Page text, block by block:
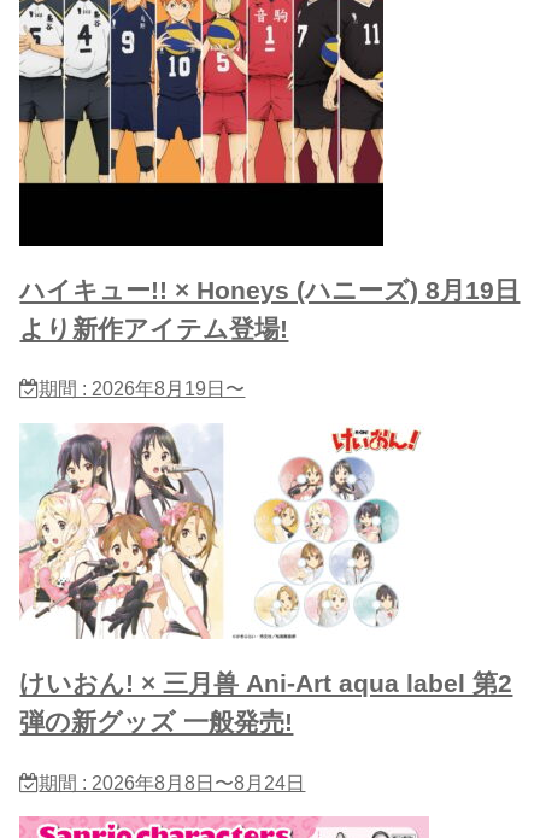
ハイキュー!! × Honeys (ハニーズ) 8月19日
より新作アイテム登場!
期間 : 2026年8月19日〜
けいおん! × 三月兽 Ani-Art aqua label 第2
弾の新グッズ 一般発売!
期間 : 2026年8月8日〜8月24日